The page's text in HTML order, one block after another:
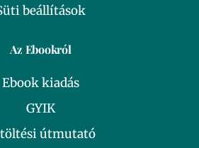
beállítások
Az Ebookról
Ebook kiadás
GYIK
útmutató